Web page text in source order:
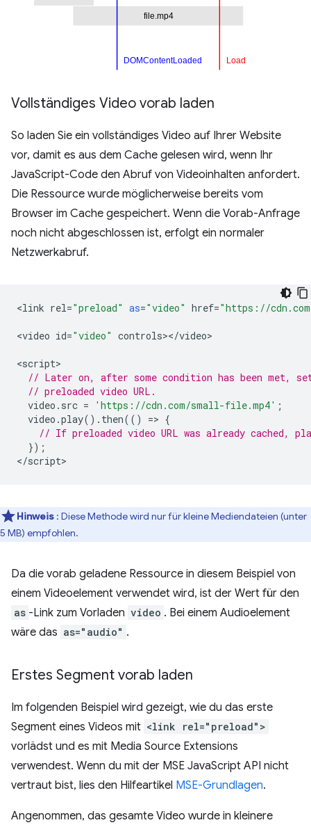
Vollständiges Video vorab laden
So laden Sie ein vollständiges Video auf Ihrer Website
vor, damit es aus dem Cache gelesen wird, wenn Ihr
JavaScript-Code den Abruf von Videoinhalten anfordert.
Die Ressource wurde möglicherweise bereits vom
Browser im Cache gespeichert. Wenn die Vorab-Anfrage
noch nicht abgeschlossen ist, erfolgt ein normaler
Netzwerkabruf.
<link rel="preload" as="video" href="https://
<video id="video" controls></video>
<script
// Later on, after some condition has been met,
// preloaded video URL.
video . src = 'https://cdn.com/small-file.mp4' ;
video .play(). then(() => {
// If preloaded video URL was already cached,
});
</script
Hinweis : Diese Methode wird nur für kleine Mediendateien (unter
5 MB) empfohlen.
Da die vorab geladene Ressource in diesem Beispiel von
einem Videoelement verwendet wird, ist der Wert für den
as -Link zum Vorladen video . Bei einem Audioelement
wäre das as="audio" .
Erstes Segment vorab laden
Im folgenden Beispiel wird gezeigt, wie du das erste
Segment eines Videos mit <link rel="preload">
vorlädst und es mit Media Source Extensions
verwendest. Wenn du mit der MSE JavaScript API nicht
vertraut bist, lies den Hilfeartikel MSE-Grundlagen.
Angenommen, das gesamte Video wurde in kleinere